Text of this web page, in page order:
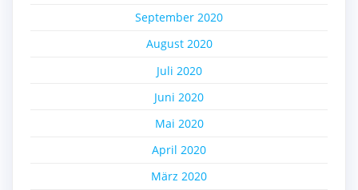
September 2020
August 2020
Juli 2020
Juni 2020
Mai 2020
April 2020
März 2020